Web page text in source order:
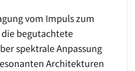
vom Impuls zum
begutachtete
spektrale Anpassung
Architekturen